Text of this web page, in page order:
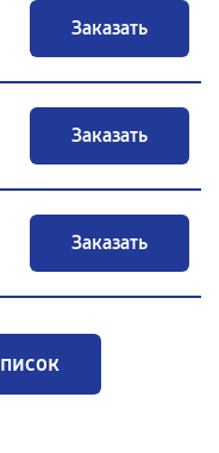
Заказать
Заказать
Заказать